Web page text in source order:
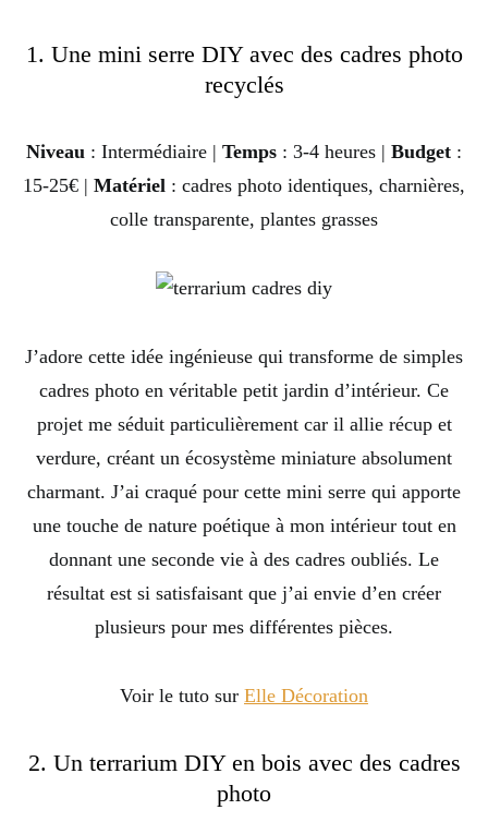
1. Une mini serre DIY avec des cadres photo
recyclés
Niveau : Intermédiaire | Temps : 3-4 heures | Budget :
15-25€ | Matériel : cadres photo identiques, charnières,
colle transparente, plantes grasses
J’adore cette idée ingénieuse qui transforme de simples
cadres photo en véritable petit jardin d’intérieur. Ce
projet me séduit particulièrement car il allie récup et
verdure, créant un écosystème miniature absolument
charmant. J’ai craqué pour cette mini serre qui apporte
une touche de nature poétique à mon intérieur tout en
donnant une seconde vie à des cadres oubliés. Le
résultat est si satisfaisant que j’ai envie d’en créer
plusieurs pour mes différentes pièces.
Voir le tuto sur Elle Décoration
2. Un terrarium DIY en bois avec des cadres
photo